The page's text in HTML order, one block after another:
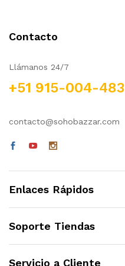
Contacto
Llámanos 24/7
+51 915-004-483
contacto@sohobazzar.com
Enlaces Rápidos
Soporte Tiendas
Servicio a Cliente